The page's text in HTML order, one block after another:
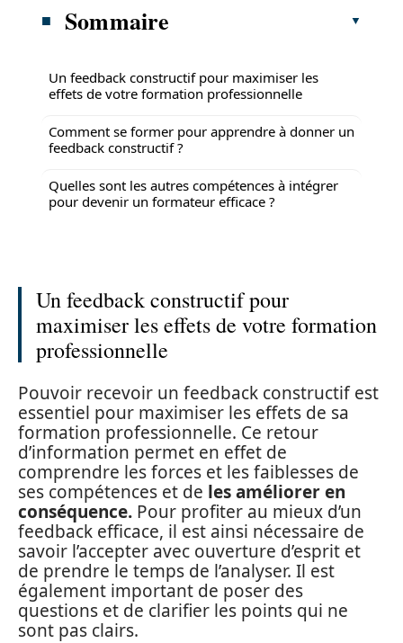
Sommaire
Un feedback constructif pour maximiser les
effets de votre formation professionnelle
Comment se former pour apprendre à donner un
feedback constructif ?
Quelles sont les autres compétences à intégrer
pour devenir un formateur efficace ?
Un feedback constructif pour
maximiser les effets de votre formation
professionnelle
Pouvoir recevoir un feedback constructif est
essentiel pour maximiser les effets de sa
formation professionnelle. Ce retour
d’information permet en effet de
comprendre les forces et les faiblesses de
ses compétences et de les améliorer en
conséquence. Pour profiter au mieux d’un
feedback efficace, il est ainsi nécessaire de
savoir l’accepter avec ouverture d’esprit et
de prendre le temps de l’analyser. Il est
également important de poser des
questions et de clarifier les points qui ne
sont pas clairs.